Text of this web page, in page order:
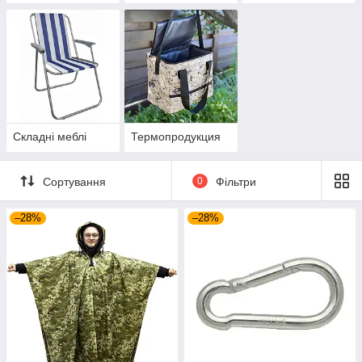
Складні меблі Термопродукция
Сортування 0 Фільтри
–28% –28%